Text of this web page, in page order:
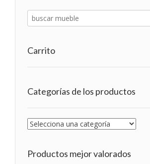
Carrito
Categorías de los productos
Productos mejor valorados